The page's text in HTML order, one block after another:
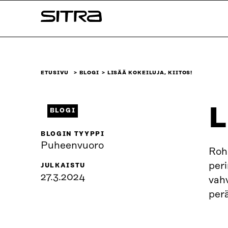
sisältöön
Sitra
ETUSIVU BLOGI LISÄÄ KOKEILUJA, KIITOS!
BLOGI
BLOGIN TYYPPI
Puheenvuoro
JULKAISTU
27.3.2024